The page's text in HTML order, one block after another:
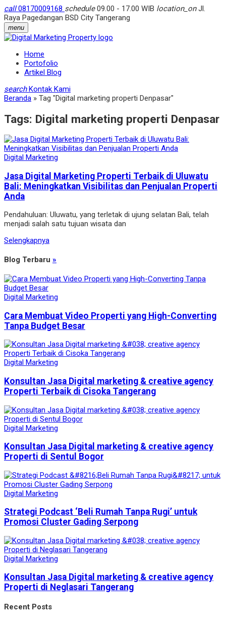
call08170009168 schedule09.00 - 17.00 WIB location_onJl.
Raya Pagedangan BSD City Tangerang
menu
Home
Portofolio
Artikel Blog
search Kontak Kami
Beranda » Tag "Digital marketing properti Denpasar"
Tags: Digital marketing properti Denpasar
Digital Marketing
Jasa Digital Marketing Properti Terbaik di Uluwatu
Bali: Meningkatkan Visibilitas dan Penjualan Properti
Anda
Pendahuluan: Uluwatu, yang terletak di ujung selatan Bali, telah
menjadi salah satu tujuan wisata dan
Selengkapnya
Blog Terbaru »
Digital Marketing
Cara Membuat Video Properti yang High-Converting
Tanpa Budget Besar
Digital Marketing
Konsultan Jasa Digital marketing & creative agency
Properti Terbaik di Cisoka Tangerang
Digital Marketing
Konsultan Jasa Digital marketing & creative agency
Properti di Sentul Bogor
Digital Marketing
Strategi Podcast ‘Beli Rumah Tanpa Rugi’ untuk
Promosi Cluster Gading Serpong
Digital Marketing
Konsultan Jasa Digital marketing & creative agency
Properti di Neglasari Tangerang
Recent Posts